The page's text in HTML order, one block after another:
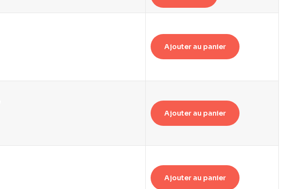
Ajouter au panier
Ajouter au panier
Ajouter au panier